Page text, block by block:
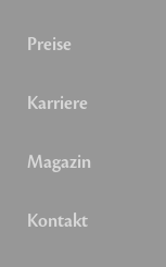
Preise
Karriere
Magazin
Kontakt